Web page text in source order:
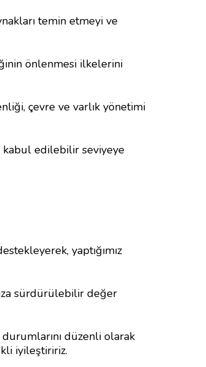
temin etmeyi ve
önlenmesi ilkelerini
çevre ve varlık yönetimi
kabul edilebilir seviyeye
yaptığımız
sürdürülebilir değer
düzenli olarak
iyileştiririz.